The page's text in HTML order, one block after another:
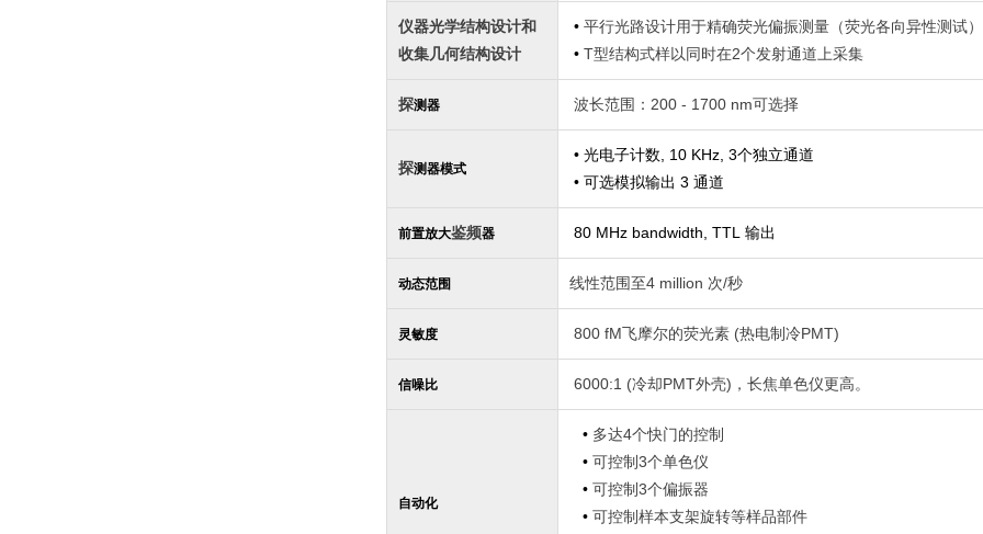
仪器光学结构设计和
收集几何结构设计
• 平行光路设计用于精确荧光偏振测量（荧光各向异性测试）
• T型结构式样以同时在2个发射通道上采集
探测器 波长范围：200 - 1700 nm可选择
探测器模式
• 光电子计数 , 10 KHz, 3个独立通道
• 可选模拟输出 3 通道
前置放大鉴频器 80 MHz bandwidth, TTL 输出
动态范围 线性范围至4 million 次/秒
灵敏度 800 fM飞摩尔的荧光素 (热电制冷PMT)
信噪比 6000:1 (冷却PMT外壳) ，长焦单色仪更高。
自动化
• 多达4个快门的控制
• 可控制3个单色仪
• 可控制3个偏振器
• 可控制样本支架旋转等样品部件